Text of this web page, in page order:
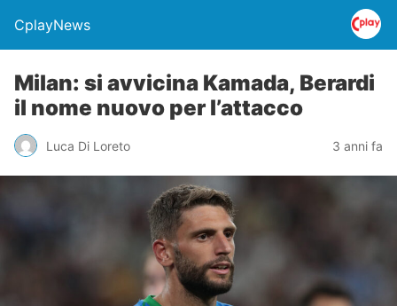
CplayNews
Milan: si avvicina Kamada, Berardi
il nome nuovo per l’attacco
Luca Di Loreto 3 anni fa